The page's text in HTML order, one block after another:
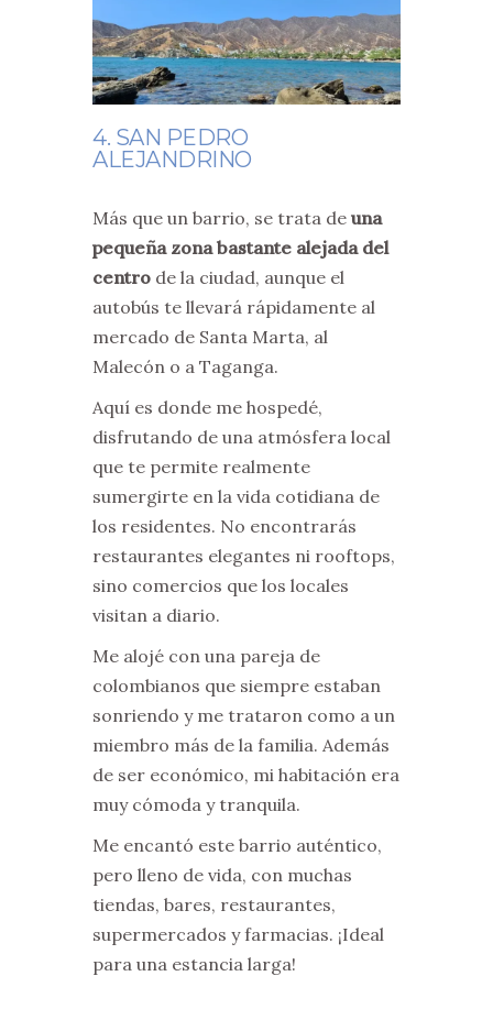
4. SAN PEDRO
ALEJANDRINO
Más que un barrio, se trata de una
pequeña zona bastante alejada del
centro de la ciudad, aunque el
autobús te llevará rápidamente al
mercado de Santa Marta, al
Malecón o a Taganga.
Aquí es donde me hospedé,
disfrutando de una atmósfera local
que te permite realmente
sumergirte en la vida cotidiana de
los residentes. No encontrarás
restaurantes elegantes ni rooftops,
sino comercios que los locales
visitan a diario.
Me alojé con una pareja de
colombianos que siempre estaban
sonriendo y me trataron como a un
miembro más de la familia. Además
de ser económico, mi habitación era
muy cómoda y tranquila.
Me encantó este barrio auténtico,
pero lleno de vida, con muchas
tiendas, bares, restaurantes,
supermercados y farmacias. ¡Ideal
para una estancia larga!